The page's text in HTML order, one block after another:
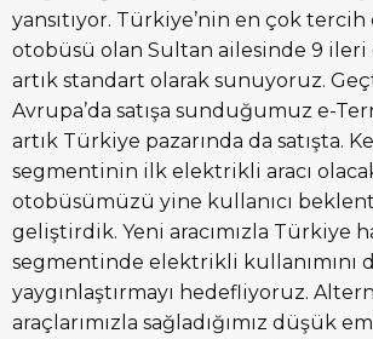
yansıtıyor. Türkiye’nin en çok
otobüsü olan Sultan ailesinde 9
artık standart olarak sunuyoruz.
Avrupa’da satışa sunduğumuz e-
artık Türkiye pazarında da satışta.
segmentinin ilk elektrikli aracı
otobüsümüzü yine kullanıcı
geliştirdik. Yeni aracımızla Türkiye
segmentinde elektrikli kullanımını
yaygınlaştırmayı hedefliyoruz.
araçlarımızla sağladığımız düşük